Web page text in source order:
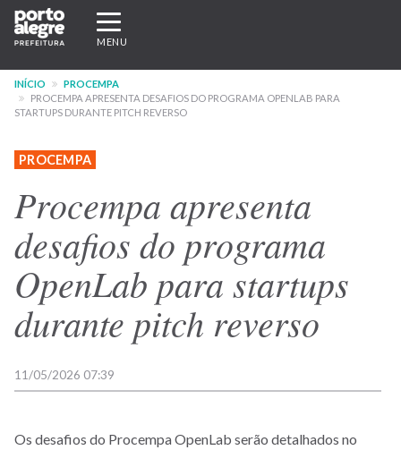
Pular
para
conteúdo
principal
Expandir/recolher
navegação
MENU
INÍCIO
PROCEMPA
PROCEMPA APRESENTA DESAFIOS DO PROGRAMA OPENLAB PARA
STARTUPS DURANTE PITCH REVERSO
PROCEMPA
Procempa apresenta
desafios do programa
OpenLab para startups
durante pitch reverso
11/05/2026 07:39
Os desafios do Procempa OpenLab serão detalhados no